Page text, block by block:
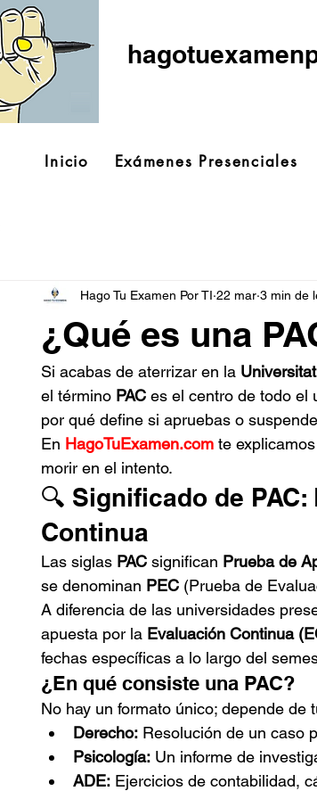
Inicio Exámenes Presenciales
¿Qué es una
Hago Tu Examen Por TI 22 mar 3 min de
Si acabas de aterrizar en la
el término PAC es el centro de todo el
por qué define si apruebas o
En HagoTuExamen.com te
morir en el intento.
🔍 Significado de
Continua
Las siglas PAC significan Prueba de
se denominan PEC (Prueba de
A diferencia de las universidades
apuesta por la Evaluación Continua
fechas específicas a lo largo del
¿En qué consiste una PAC?
No hay un formato único; depende de
Derecho: Resolución de un caso
Psicología: Un informe de
ADE: Ejercicios de contabilidad,